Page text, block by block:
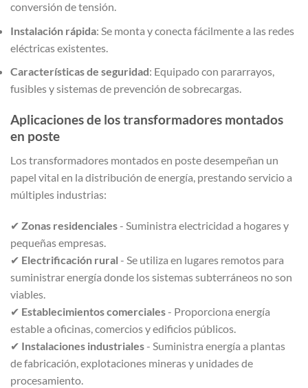
conversión de tensión.
Instalación rápida: Se monta y conecta fácilmente a las redes
eléctricas existentes.
Características de seguridad: Equipado con pararrayos,
fusibles y sistemas de prevención de sobrecargas.
Aplicaciones de los transformadores montados
en poste
Los transformadores montados en poste desempeñan un
papel vital en la distribución de energía, prestando servicio a
múltiples industrias:
✔ Zonas residenciales- Suministra electricidad a hogares y
pequeñas empresas.
✔ Electrificación rural - Se utiliza en lugares remotos para
suministrar energía donde los sistemas subterráneos no son
viables.
✔ Establecimientos comerciales- Proporciona energía
estable a oficinas, comercios y edificios públicos.
✔ Instalaciones industriales- Suministra energía a plantas
de fabricación, explotaciones mineras y unidades de
procesamiento.